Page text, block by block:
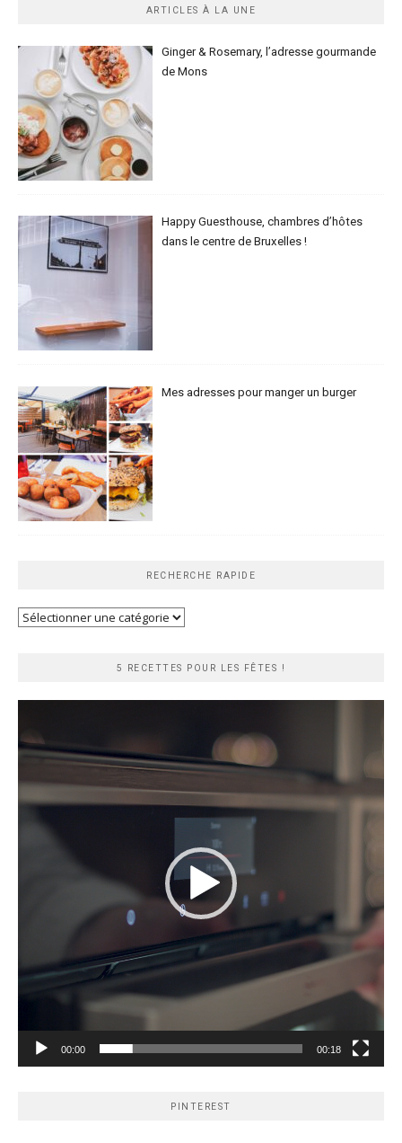
ARTICLES À LA UNE
Ginger & Rosemary, l’adresse gourmande
de Mons
Happy Guesthouse, chambres d’hôtes
dans le centre de Bruxelles !
Mes adresses pour manger un burger
RECHERCHE RAPIDE
Recherche
5 RECETTES POUR LES FÊTES !
00:00 00:18
PINTEREST